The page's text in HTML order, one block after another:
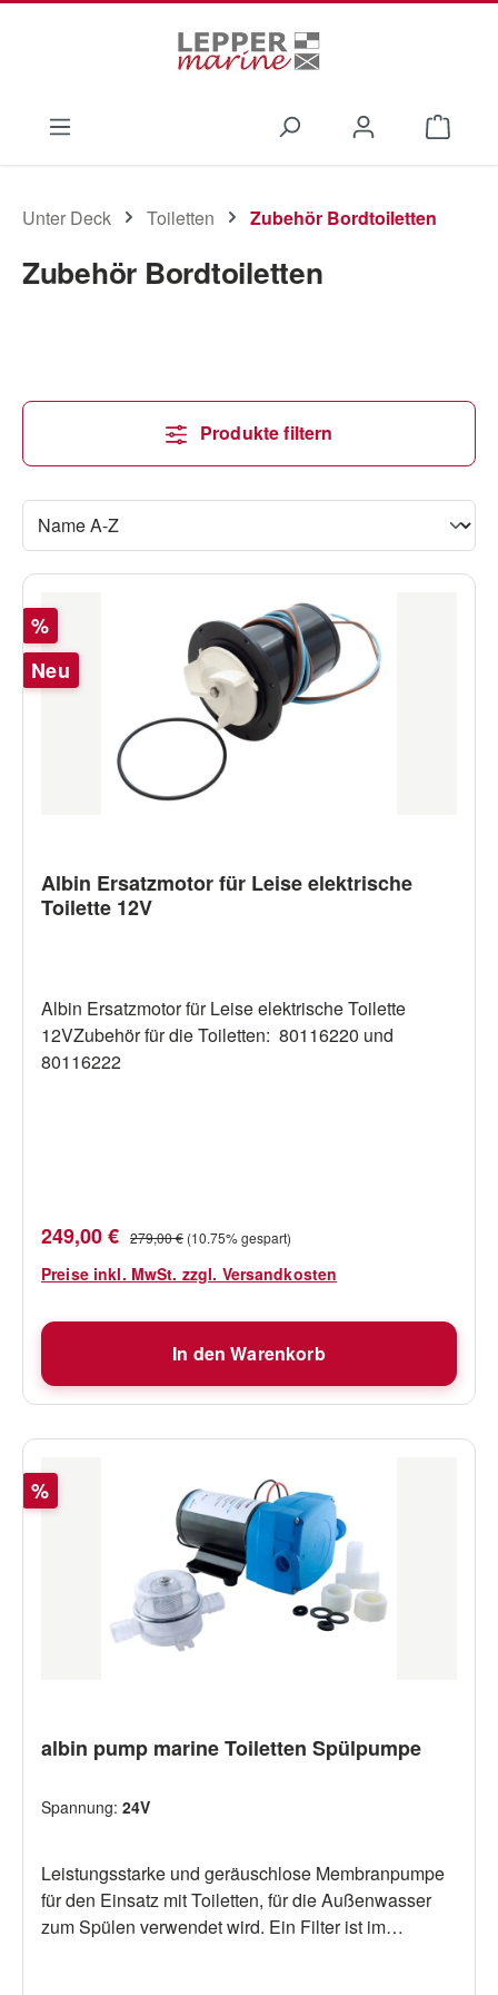
Unter Deck Toiletten Zubehör Bordtoiletten
Zubehör Bordtoiletten
Produkte filtern
Rabatt
%
Neu
Albin Ersatzmotor für Leise elektrische
Toilette 12V
Albin Ersatzmotor für Leise elektrische Toilette
12VZubehör für die Toiletten: 80116220 und
80116222
Verkaufspreis:
249,00 € Regulärer Preis:
279,00 € (10.75% gespart)
Preise inkl. MwSt. zzgl. Versandkosten
In den Warenkorb
Rabatt
%
albin pump marine Toiletten Spülpumpe
Spannung: 24V
Leistungsstarke und geräuschlose Membranpumpe
für den Einsatz mit Toiletten, für die Außenwasser
zum Spülen verwendet wird. Ein Filter ist im